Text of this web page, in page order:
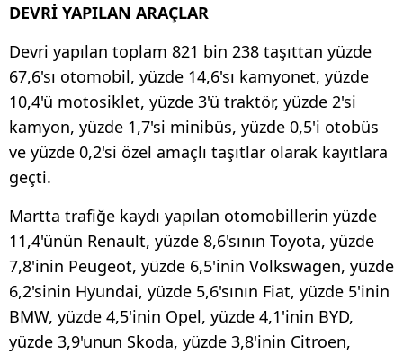
DEVRİ YAPILAN ARAÇLAR
Devri yapılan toplam 821 bin 238 taşıttan yüzde
67,6'sı otomobil, yüzde 14,6'sı kamyonet, yüzde
10,4'ü motosiklet, yüzde 3'ü traktör, yüzde 2'si
kamyon, yüzde 1,7'si minibüs, yüzde 0,5'i otobüs
ve yüzde 0,2'si özel amaçlı taşıtlar olarak kayıtlara
geçti.
Martta trafiğe kaydı yapılan otomobillerin yüzde
11,4'ünün Renault, yüzde 8,6'sının Toyota, yüzde
7,8'inin Peugeot, yüzde 6,5'inin Volkswagen, yüzde
6,2'sinin Hyundai, yüzde 5,6'sının Fiat, yüzde 5'inin
BMW, yüzde 4,5'inin Opel, yüzde 4,1'inin BYD,
yüzde 3,9'unun Skoda, yüzde 3,8'inin Citroen,